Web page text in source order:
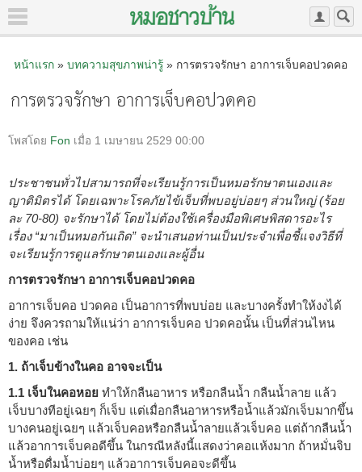
หน้าแรก» บทความสุขภาพน่ารู้» การตรวจรักษา อาการเจ็บคอปวดคอ
การตรวจรักษา อาการเจ็บคอปวดคอ
โพสโดย Fon เมื่อ 1 เมษายน 2529 00:00
ประชาชนทั่วไปสามารถที่จะเรียนรู้การเป็นหมอรักษาตนเองและ
ญาติมิตรได้ โดยเฉพาะโรคภัยไข้เจ็บที่พบอยู่บ่อยๆ ส่วนใหญ่ (ร้อย
ละ 70-80) จะรักษาได้ โดยไม่ต้องใช้เครื่องมือพิเศษพิสดารอะไร
เรื่อง “มาเป็นหมอกันเถิด” จะนำเสนอท่านเป็นประจำเพื่อชี้แจงวิธีที่
จะเรียนรู้การดูแลรักษาตนเองและผู้อื่น
การตรวจรักษา อาการเจ็บคอปวดคอ
อาการเจ็บคอ ปวดคอ เป็นอาการที่พบบ่อย และบางครั้งทำให้งงได้
ง่าย จึงควรถามให้แน่ว่า อาการเจ็บคอ ปวดคอนั้น เป็นที่ส่วนไหน
ของคอ เช่น
1. ถ้าเจ็บข้างในคอ อาจจะเป็น
1.1 เจ็บในคอหอย ทำให้กลืนอาหาร หรือกลืนน้ำ กลืนน้ำลาย แล้ว
เจ็บบางทีอยู่เฉยๆ ก็เจ็บ แต่เมื่อกลืนอาหารหรือน้ำแล้วมักเจ็บมากขึ้น
บางคนอยู่เฉยๆ แล้วเจ็บคอหรือกลืนน้ำลายแล้วเจ็บคอ แต่ถ้ากลืนน้ำ
แล้วอาการเจ็บคอดีขึ้น ในกรณีหลังนี้แสดงว่าคอแห้งมาก ถ้าหมั่นจิบ
น้ำหรือดื่มน้ำบ่อยๆ แล้วอาการเจ็บคอจะดีขึ้น